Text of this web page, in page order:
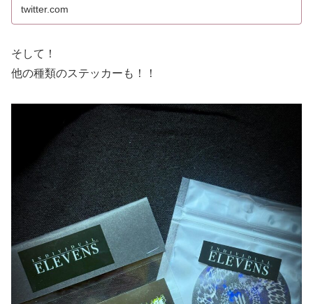
twitter.com
そして！
他の種類のステッカーも！！